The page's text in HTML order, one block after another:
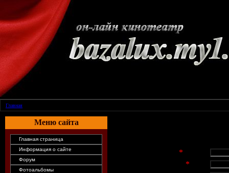
Главная
Меню сайта
Главная страница
Информация о сайте
Форум
Фотоальбомы
*
*